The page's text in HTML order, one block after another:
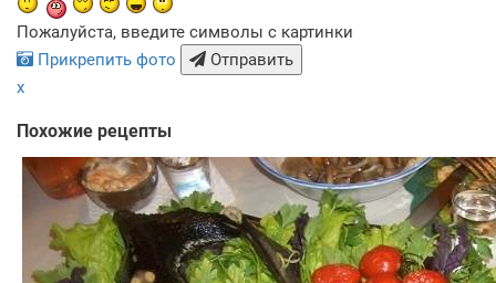
Пожалуйста, введите символы с картинки
Прикрепить фото
Отправить
x
Похожие рецепты